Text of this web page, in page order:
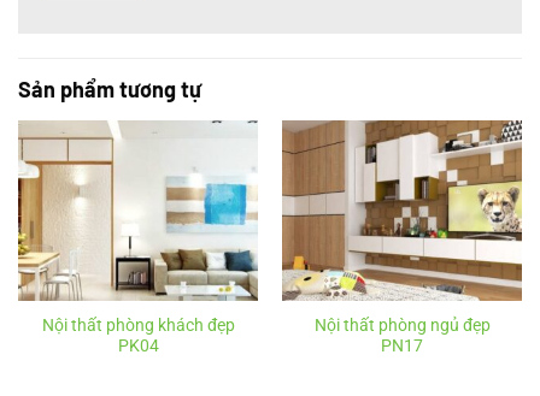
Sản phẩm tương tự
Nội thất phòng khách đẹp
PK04
Nội thất phòng ngủ đẹp
PN17